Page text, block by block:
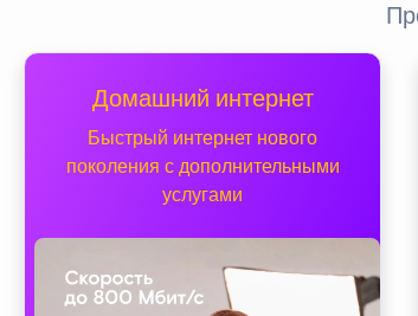
Домашний интернет
Быстрый интернет нового
поколения с дополнительными
услугами